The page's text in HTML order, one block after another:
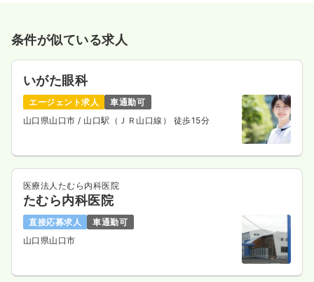
条件が似ている求人
いがた眼科
エージェント求人
車通勤可
山口県山口市 / 山口駅（ＪＲ山口線） 徒歩15分
医療法人たむら内科医院
たむら内科医院
直接応募求人
車通勤可
山口県山口市